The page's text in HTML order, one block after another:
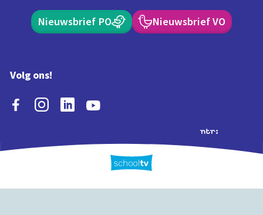
Nieuwsbrief PO Nieuwsbrief VO
Volg ons!